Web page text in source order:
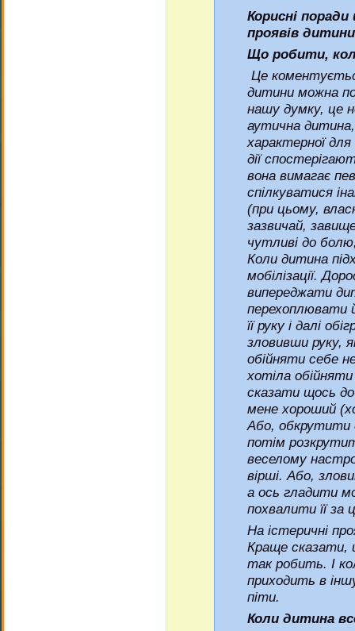
Корисні
проявів
Що робити,
Це
дитини можна
нашу думку, це
аутична дитина,
характерної для
дії
вона вимагає
спілкуватися
(при цьому,
зазвичай,
чутливі до
Коли дитина
мобілізації.
випереджати
перехоплювати
її руку і далі
зловивши руку,
обійняти себе
хотіла
сказати щось
мене хороший
Або, обкрутити
потім
веселому
вірші. Або,
а ось гладити
похвалити її за
На істеричні
Краще сказати,
так робить. І
приходить в
піти.
Коли дитина